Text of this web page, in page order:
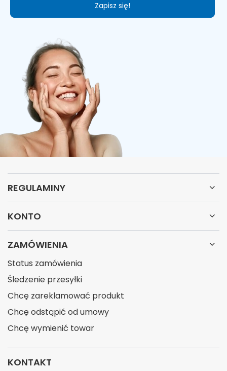
Zapisz się!
REGULAMINY
KONTO
ZAMÓWIENIA
Status zamówienia
Śledzenie przesyłki
Chcę zareklamować produkt
Chcę odstąpić od umowy
Chcę wymienić towar
KONTAKT